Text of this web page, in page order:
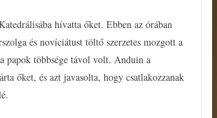
hívatta őket. Ebben az órában
és novíciátust töltő szerzetes mozgott a
papok többsége távol volt. Anduin a
őket, és azt javasolta, hogy csatlakozzanak